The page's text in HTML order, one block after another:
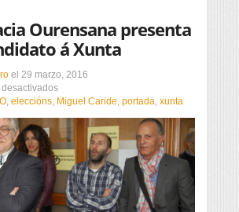
Ourensana presenta
á Xunta
el 29 marzo, 2016
en
Democracia
presenta
o
seu
candidato
Xunta
, eleccións, Miguel Caride, portada, xunta